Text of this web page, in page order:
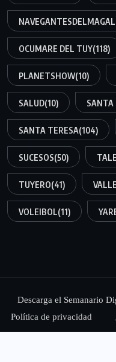
OCUMARE DEL TUY(118)
PLANETSHOW(10)
SALUD(10) SANTA
SANTA TERESA(104)
SUCESOS(50)
TUYERO(41)
VOLEIBOL(11)
Descarga el Semanario
Política de privacidad